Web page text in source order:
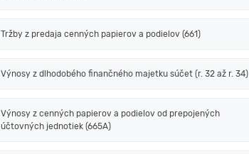
Tržby z predaja cenných papierov a podielov (661)
Výnosy z dlhodobého finančného majetku súčet (r. 32 až r. 34)
Výnosy z cenných papierov a podielov od prepojených
účtovných jednotiek (665A)